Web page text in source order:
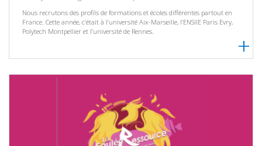
Nous recrutons des profils de formations et écoles différentes partout en
France. Cette année, c’était à l’université Aix-Marseille, l’ENSIIE Paris Evry,
Polytech Montpellier et l’université de Rennes.